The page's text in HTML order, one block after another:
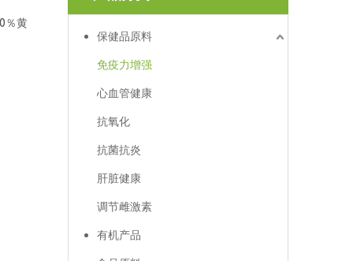
％黄
保健品原料
免疫力增强
心血管健康
抗氧化
抗菌抗炎
肝脏健康
调节雌激素
有机产品